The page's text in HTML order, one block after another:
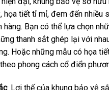
họa tiết tỉ mỉ, đem đến nhiều
hàng. Bạn có thể lựa chọn
thanh sắt ghép lại với
Hoặc những mẫu có họa
phong cách cổ điển
: Lợi thế của khung bảo vệ